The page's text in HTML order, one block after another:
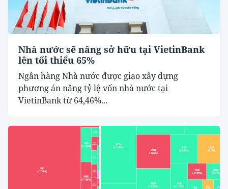
Nhà nước sẽ nâng sở hữu tại VietinBank
lên tối thiểu 65%
Ngân hàng Nhà nước được giao xây dựng
phương án nâng tỷ lệ vốn nhà nước tại
VietinBank từ 64,46%...